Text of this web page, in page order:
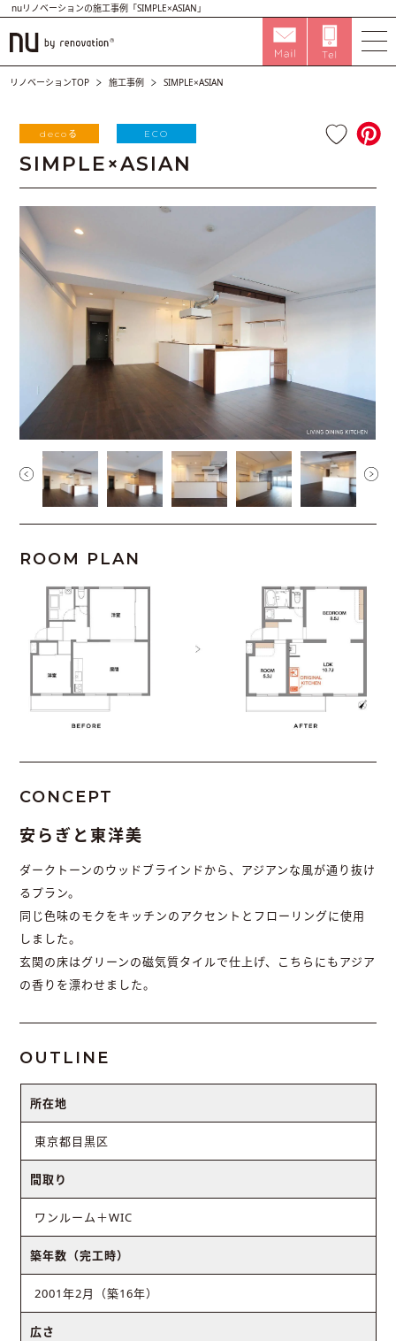
nuリノベーションの施工事例「SIMPLE×ASIAN」
リノベーションTOP 施工事例 SIMPLE×ASIAN
decoる ECO
SIMPLE×ASIAN
ROOM PLAN
CONCEPT
安らぎと東洋美
ダークトーンのウッドブラインドから、アジアンな風が通り抜け
るプラン。
同じ色味のモクをキッチンのアクセントとフローリングに使用
しました。
玄関の床はグリーンの磁気質タイルで仕上げ、こちらにもアジア
の香りを漂わせました。
OUTLINE
所在地
東京都目黒区
間取り
ワンルーム＋WIC
築年数（完工時）
2001年2月（築16年）
広さ